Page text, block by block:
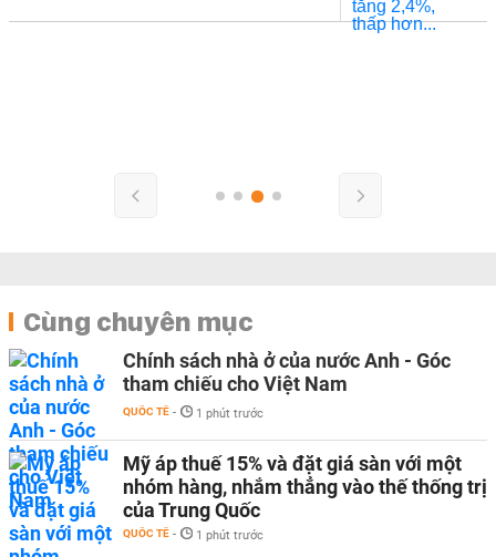
Cùng chuyên mục
Chính sách nhà ở của nước Anh - Góc
tham chiếu cho Việt Nam
QUỐC TẾ - 1 phút trước
Mỹ áp thuế 15% và đặt giá sàn với một
nhóm hàng, nhắm thẳng vào thế thống trị
của Trung Quốc
QUỐC TẾ - 1 phút trước